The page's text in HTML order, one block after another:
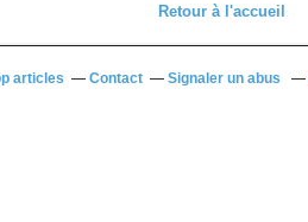
Retour à l'accueil
articles Contact Signaler un abus